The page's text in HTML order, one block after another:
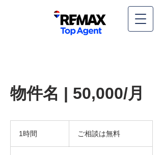
物件名 | 50,000/月
1時間
は
ご相談は無料